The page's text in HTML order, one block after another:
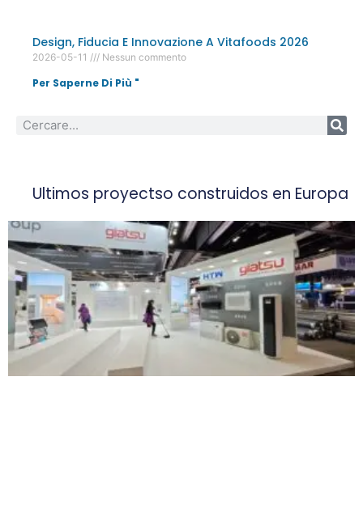
Design, Fiducia E Innovazione A Vitafoods 2026
2026-05-11 Nessun commento
Per Saperne Di Più "
Ultimos proyectso construidos en Europa